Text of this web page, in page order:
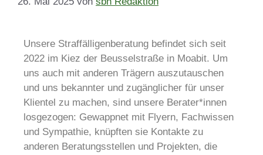
Unsere Straffälligenberatung befindet sich seit
2022 im Kiez der Beusselstraße in Moabit. Um
uns auch mit anderen Trägern auszutauschen
und uns bekannter und zugänglicher für unser
Klientel zu machen, sind unsere Berater*innen
losgezogen: Gewappnet mit Flyern, Fachwissen
und Sympathie, knüpften sie Kontakte zu
anderen Beratungsstellen und Projekten, die